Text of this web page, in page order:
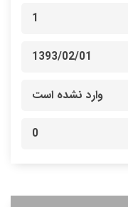
1
1393/02/01
وارد نشده است
0